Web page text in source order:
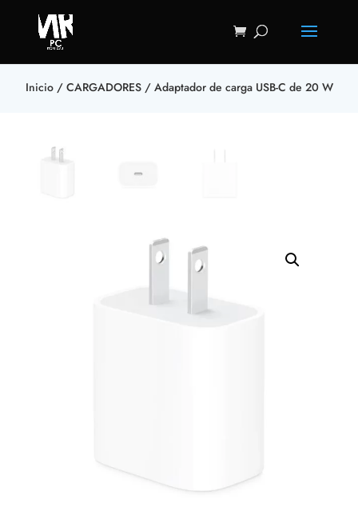
Inicio/ CARGADORES/ Adaptador de carga USB-C de 20 W